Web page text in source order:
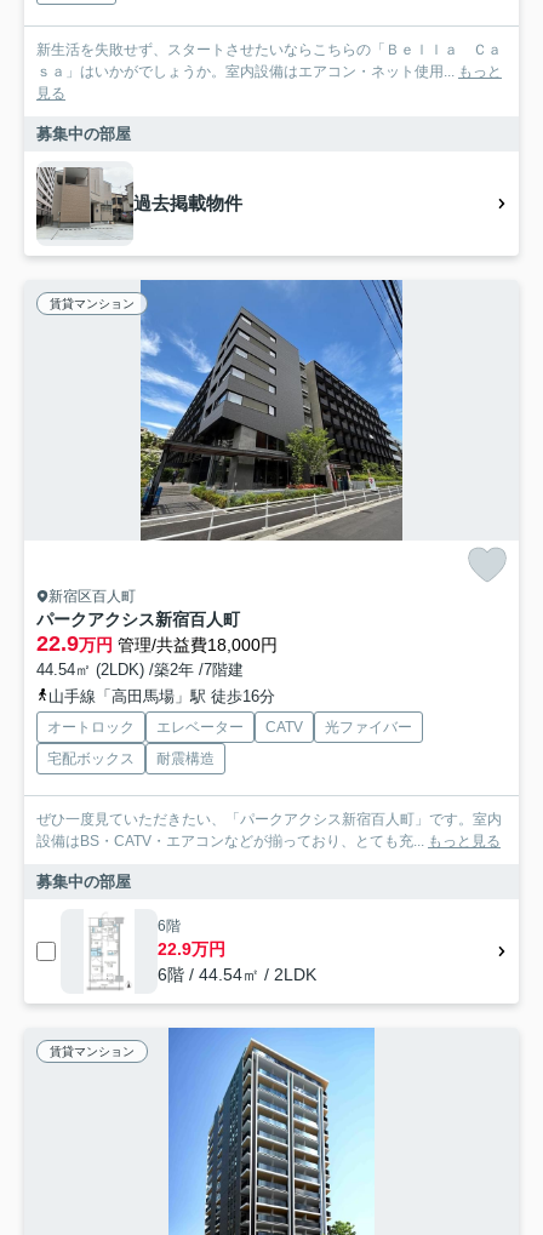
新生活を失敗せず、スタートさせたいならこちらの「Ｂｅｌｌａ Ｃａ
ｓａ」はいかがでしょうか。室内設備はエアコン・ネット使用... もっと
見る
募集中の部屋
過去掲載物件
賃貸マンション
新宿区百人町
パークアクシス新宿百人町
22.9万円 管理/共益費18,000円
44.54㎡ (2LDK) /築2年 /7階建
山手線「高田馬場」駅 徒歩16分
オートロック エレベーター CATV
光ファイバー
宅配ボックス
耐震構造
ぜひ一度見ていただきたい、「パークアクシス新宿百人町」です。室内
設備はBS・CATV・エアコンなどが揃っており、とても充... もっと見る
募集中の部屋
6階
22.9万円
6階 / 44.54㎡ / 2LDK
賃貸マンション